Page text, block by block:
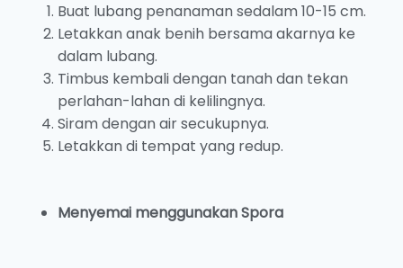
Buat lubang penanaman sedalam 10-15 cm.
Letakkan anak benih bersama akarnya ke
dalam lubang.
Timbus kembali dengan tanah dan tekan
perlahan-lahan di kelilingnya.
Siram dengan air secukupnya.
Letakkan di tempat yang redup.
Menyemai menggunakan Spora